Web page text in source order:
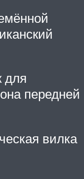
для
передней
вилка